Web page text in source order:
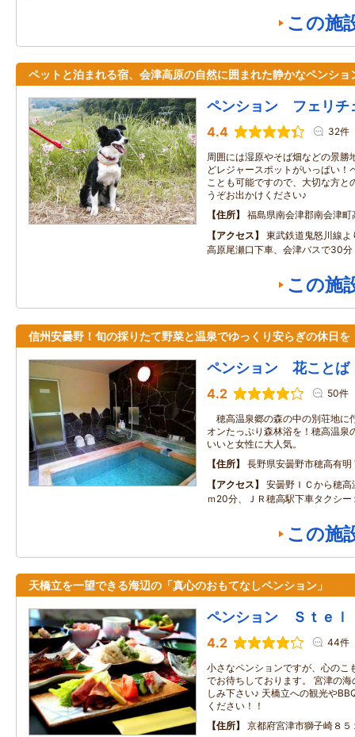
この施
ペットと泊まれる宿、会津高原の自然に囲まれた静かなペンショ
ペンション フェリチ
4.4 32件
周囲には湿原やそば畑などの景勝
どレジャースポットがいっぱい！
ことも可能ですので、大切な方と
うぞお出かけください♪
住所
福島県南会津郡南会津町
アクセス
東武鉄道鬼怒川線
高原尾瀬口下車、会津バスで30分
この施
信州安曇野！旬の採りたて野菜と温泉でゆっくり安らぎの休日を
ペンション 花ことば
4.2 50件
穂高温泉郷の森の中の別荘地に
オンたっぷり森林浴を！穂高温泉
いいと女性に大人気。
住所
長野県安曇野市穂高有明
アクセス
安曇野ＩＣから穂
ｍ20分、ＪＲ穂高駅下車タクシー
この施
天橋立を一望できる海辺の「真心のおもてなしペンション」
ペンション Ｓｔｅｌ
4.2 44件
小さなペンションですが、心のこ
でお待ちしております。 宮津の
しみ下さい♪ 天橋立への観光や
ください！！
住所
京都府宮津市獅子崎８５